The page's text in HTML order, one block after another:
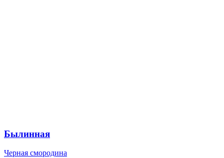
Былинная
Черная смородина